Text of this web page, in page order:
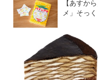
【あすか
メ」そっ